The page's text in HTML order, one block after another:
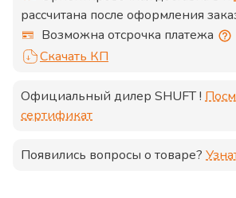
рассчитана после оформления
Возможна отсрочка платежа
Скачать КП
Официальный дилер SHUFT!
сертификат
Появились вопросы о товаре?